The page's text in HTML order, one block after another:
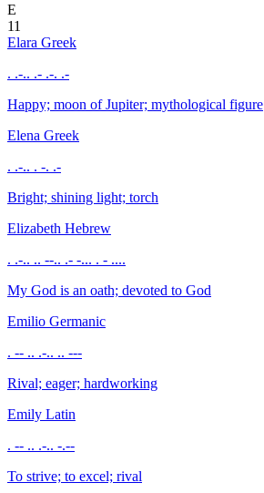
E
11
Elara Greek
. .-.. .- .-. .-
Happy; moon of Jupiter; mythological figure
Elena Greek
. .-.. . -. .-
Bright; shining light; torch
Elizabeth Hebrew
. .-.. .. --.. .- -... . - ....
My God is an oath; devoted to God
Emilio Germanic
. -- .. .-.. .. ---
Rival; eager; hardworking
Emily Latin
. -- .. .-.. -.--
To strive; to excel; rival